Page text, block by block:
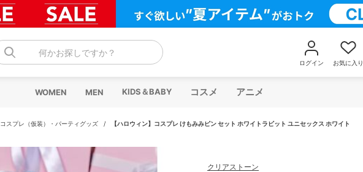
何かお探しですか？
ログイン お気に入り
WOMEN MEN KIDS＆BABY コスメ アニメ
コスプレ（仮装）・パーティグッズ / 【ハロウィン】コスプレ けもみみピン セット ホワイトラビット ユニセックス ホワイト
クリアストーン